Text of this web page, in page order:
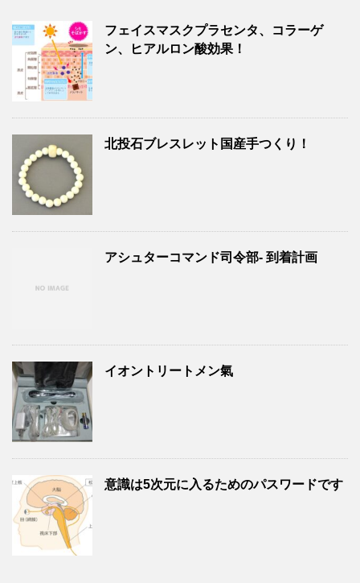
フェイスマスクプラセンタ、コラーゲ
ン、ヒアルロン酸効果！
北投石ブレスレット国産手つくり！
アシュターコマンド司令部- 到着計画
イオントリートメン氣
意識は5次元に入るためのパスワードです